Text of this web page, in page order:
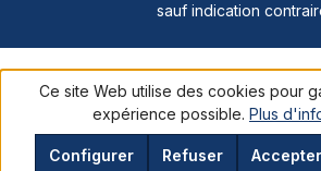
sauf indication
Ce site Web utilise des cookies pour
expérience possible. Plus
Refuser
Configurer